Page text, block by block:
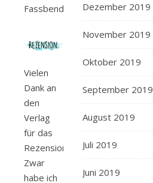
Fassbender.
Vielen
Dank an
den
Verlag
für das
Rezensionsexemplar.
Zwar
habe ich
Dezember 2019
November 2019
Oktober 2019
September 2019
August 2019
Juli 2019
Juni 2019